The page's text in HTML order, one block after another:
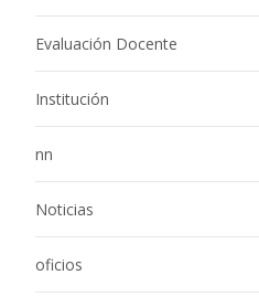
Evaluación Docente
Institución
nn
Noticias
oficios